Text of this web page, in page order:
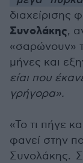
διαχείρισης
Συνολάκης,
«σαρώνουν»
μήνες και
είαι που
γρήγορα».
«Το τι πήγε
φανεί στην
Συνολάκης.